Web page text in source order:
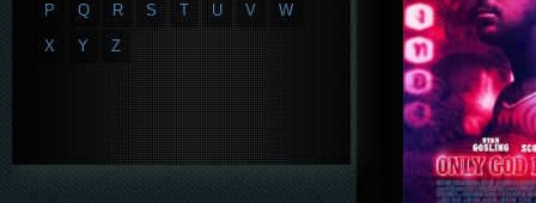
P
Q R S T U V
W
X
Y Z